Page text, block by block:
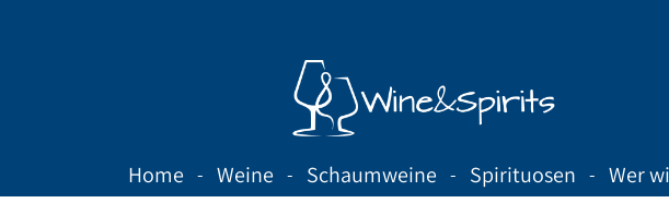
Home Weine Schaumweine Spirituosen Wer